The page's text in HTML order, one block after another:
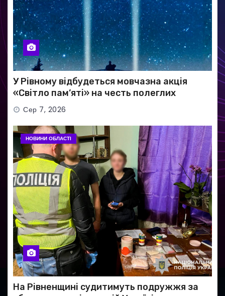
У Рівному відбудеться мовчазна акція
«Світло пам’яті» на честь полеглих
Захисників
Сер 7, 2026
НОВИНИ ОБЛАСТІ
На Рівненщині судитимуть подружжя за